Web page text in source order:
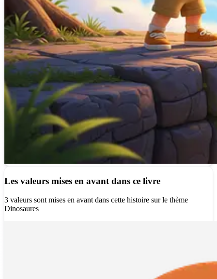
Les valeurs mises en avant dans ce livre
3 valeurs sont mises en avant dans cette histoire sur le thème
Dinosaures